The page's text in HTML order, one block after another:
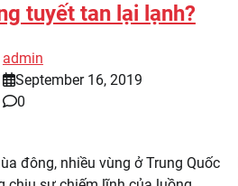
tuyết tan lại lạnh?
admin
September 16, 2019
0
đông, nhiều vùng ở Trung Quốc